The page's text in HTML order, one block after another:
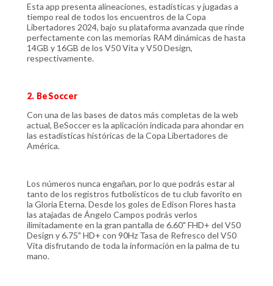
Esta app presenta alineaciones, estadísticas y jugadas a
tiempo real de todos los encuentros de la Copa
Libertadores 2024, bajo su plataforma avanzada que rinde
perfectamente con las memorias RAM dinámicas de hasta
14GB y 16GB de los V50 Vita y V50 Design,
respectivamente.
2. BeSoccer
Con una de las bases de datos más completas de la web
actual, BeSoccer es la aplicación indicada para ahondar en
las estadísticas históricas de la Copa Libertadores de
América.
Los números nunca engañan, por lo que podrás estar al
tanto de los registros futbolísticos de tu club favorito en
la Gloria Eterna. Desde los goles de Edison Flores hasta
las atajadas de Ángelo Campos podrás verlos
ilimitadamente en la gran pantalla de 6.60" FHD+ del V50
Design y 6.75" HD+ con 90Hz Tasa de Refresco del V50
Vita disfrutando de toda la información en la palma de tu
mano.